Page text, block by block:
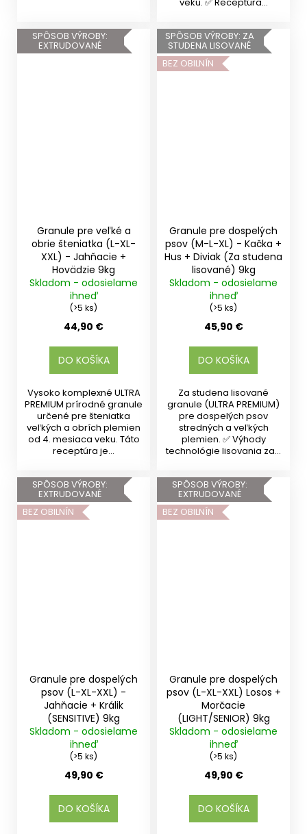
SPÔSOB VÝROBY:
EXTRUDOVANÉ
Granule pre veľké a
obrie šteniatka (L-XL-
XXL) - Jahňacie +
Hovädzie 9kg
Skladom - odosielame
ihneď
(>5 ks)
44,90 €
DO KOŠÍKA
Vysoko komplexné ULTRA
PREMIUM prírodné granule
určené pre šteniatka
veľkých a obrích plemien
od 4. mesiaca veku. Táto
receptúra je...
SPÔSOB VÝROBY: ZA
STUDENA LISOVANÉ
BEZ OBILNÍN
Granule pre dospelých
psov (M-L-XL) - Kačka +
Hus + Diviak (Za studena
lisované) 9kg
Skladom - odosielame
ihneď
(>5 ks)
45,90 €
DO KOŠÍKA
Za studena lisované
granule (ULTRA PREMIUM)
pre dospelých psov
stredných a veľkých
plemien. ✅ Výhody
technológie lisovania za...
SPÔSOB VÝROBY:
EXTRUDOVANÉ
BEZ OBILNÍN
Granule pre dospelých
psov (L-XL-XXL) -
Jahňacie + Králik
(SENSITIVE) 9kg
Skladom - odosielame
ihneď
(>5 ks)
49,90 €
DO KOŠÍKA
SPÔSOB VÝROBY:
EXTRUDOVANÉ
BEZ OBILNÍN
Granule pre dospelých
psov (L-XL-XXL) Losos +
Morčacie
(LIGHT/SENIOR) 9kg
Skladom - odosielame
ihneď
(>5 ks)
49,90 €
DO KOŠÍKA